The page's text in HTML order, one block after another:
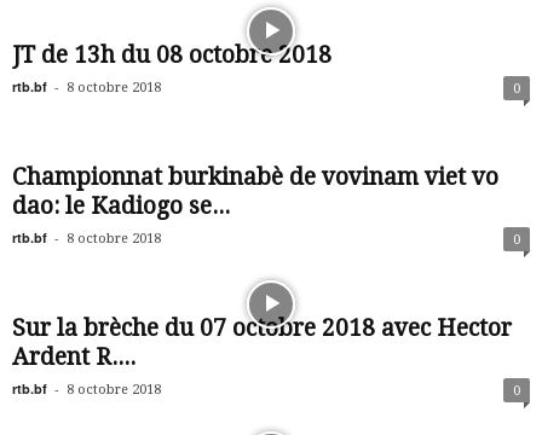
JT de 13h du 08 octobre 2018
rtb.bf - 8 octobre 2018 0
Championnat burkinabè de vovinam viet vo
dao: le Kadiogo se...
rtb.bf - 8 octobre 2018 0
Sur la brèche du 07 octobre 2018 avec Hector
Ardent R....
rtb.bf - 8 octobre 2018 0